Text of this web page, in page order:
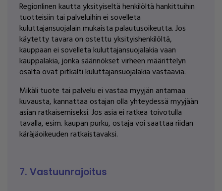
Regionlinen kautta yksityiseltä henkilöltä hankittuihin
tuotteisiin tai palveluihin ei sovelleta
kuluttajansuojalain mukaista palautusoikeutta. Jos
käytetty tavara on ostettu yksityishenkilöltä,
kauppaan ei sovelleta kuluttajansuojalakia vaan
kauppalakia, jonka säännökset virheen määrittelyn
osalta ovat pitkälti kuluttajansuojalakia vastaavia.
Mikäli tuote tai palvelu ei vastaa myyjän antamaa
kuvausta, kannattaa ostajan olla yhteydessä myyjään
asian ratkaisemiseksi. Jos asia ei ratkea toivotulla
tavalla, esim. kaupan purku, ostaja voi saattaa riidan
käräjäoikeuden ratkaistavaksi.
7. Vastuunrajoitus